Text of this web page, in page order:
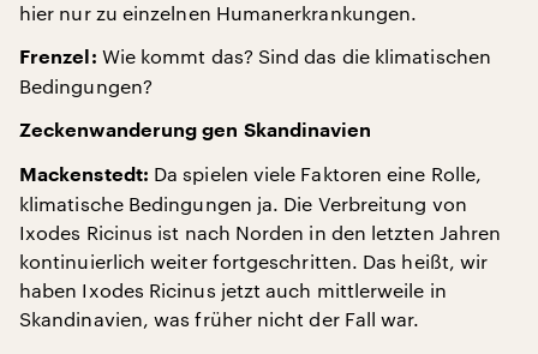
hier nur zu einzelnen Humanerkrankungen.
Frenzel: Wie kommt das? Sind das die klimatischen
Bedingungen?
Zeckenwanderung gen Skandinavien
Mackenstedt: Da spielen viele Faktoren eine Rolle,
klimatische Bedingungen ja. Die Verbreitung von
Ixodes Ricinus ist nach Norden in den letzten Jahren
kontinuierlich weiter fortgeschritten. Das heißt, wir
haben Ixodes Ricinus jetzt auch mittlerweile in
Skandinavien, was früher nicht der Fall war.